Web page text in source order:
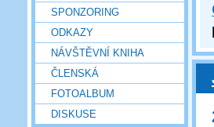
SPONZORING
ODKAZY
NÁVŠTĚVNÍ KNIHA
ČLENSKÁ
FOTOALBUM
DISKUSE